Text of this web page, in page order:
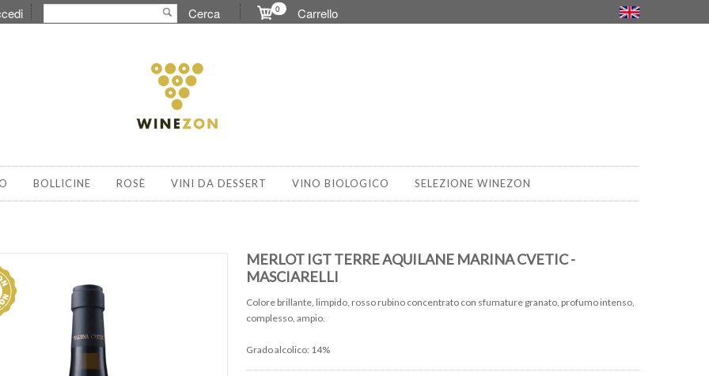
Cerca 0 Carrello
BOLLICINE ROSÈ VINI DA DESSERT VINO BIOLOGICO SELEZIONE WINEZON
MERLOT IGT TERRE AQUILANE MARINA CVETIC -
MASCIARELLI
Colore brillante, limpido, rosso rubino concentrato con sfumature granato, profumo intenso,
complesso, ampio.
Grado alcolico: 14%